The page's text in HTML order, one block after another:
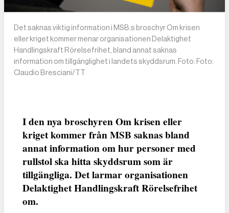
Det saknas viktig information i MSB:s broschyr Om krisen
eller kriget kommer menar organisationen Delaktighet
Handlingskraft Rörelsefrihet, bland annat saknas
information om tillgänglighet i landets skyddsrum. Foto: Foto:
Claudio Bresciani/TT
I den nya broschyren Om krisen eller
kriget kommer från MSB saknas bland
annat information om hur personer med
rullstol ska hitta skyddsrum som är
tillgängliga. Det larmar organisationen
Delaktighet Handlingskraft Rörelsefrihet
om.